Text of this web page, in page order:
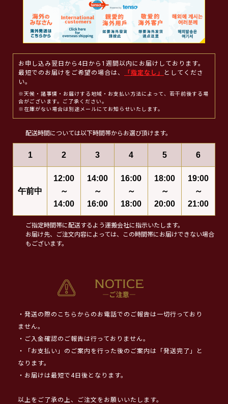
お申し込み翌日から4日から1週間以内にお届けしております。
最短でのお届けをご希望の場合は、
「指定なし」
としてくださ
い。
※天候・諸事情・お届けする地域・お支払い方法によって、若干前後する場
合がございます。ご了承ください。
※在庫がない場合は別途メールにてお知らせいたします。
配送時間については以下時間帯からお選び頂けます。
1 2 3 4 5 6
午前中
12:00
～
14:00
14:00
～
16:00
16:00
～
18:00
18:00
～
20:00
19:00
～
21:00
ご指定時間帯に配送するよう運搬会社に指示いたします。
お届け先、ご注文内容によっては、この時間帯にお届けできない場合
もございます。
・発送の際のこちらからのお電話でのご報告は一切行っており
ません。
・ご入金確認のご報告は行っておりません。
・「お支払い」のご案内を行った後のご案内は「発送完了」と
なります。
・お届けは最短で4日後となります。
以上をご了承の上、ご注文をお願いいたします。